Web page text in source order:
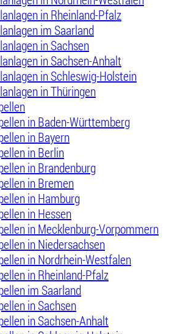
in Rheinland-Pfalz
im Saarland
in Sachsen
in Sachsen-Anhalt
in Schleswig-Holstein
in Thüringen
in Baden-Württemberg
in Bayern
in Berlin
in Brandenburg
in Bremen
in Hamburg
in Hessen
in Mecklenburg-Vorpommern
in Niedersachsen
in Nordrhein-Westfalen
in Rheinland-Pfalz
im Saarland
in Sachsen
in Sachsen-Anhalt